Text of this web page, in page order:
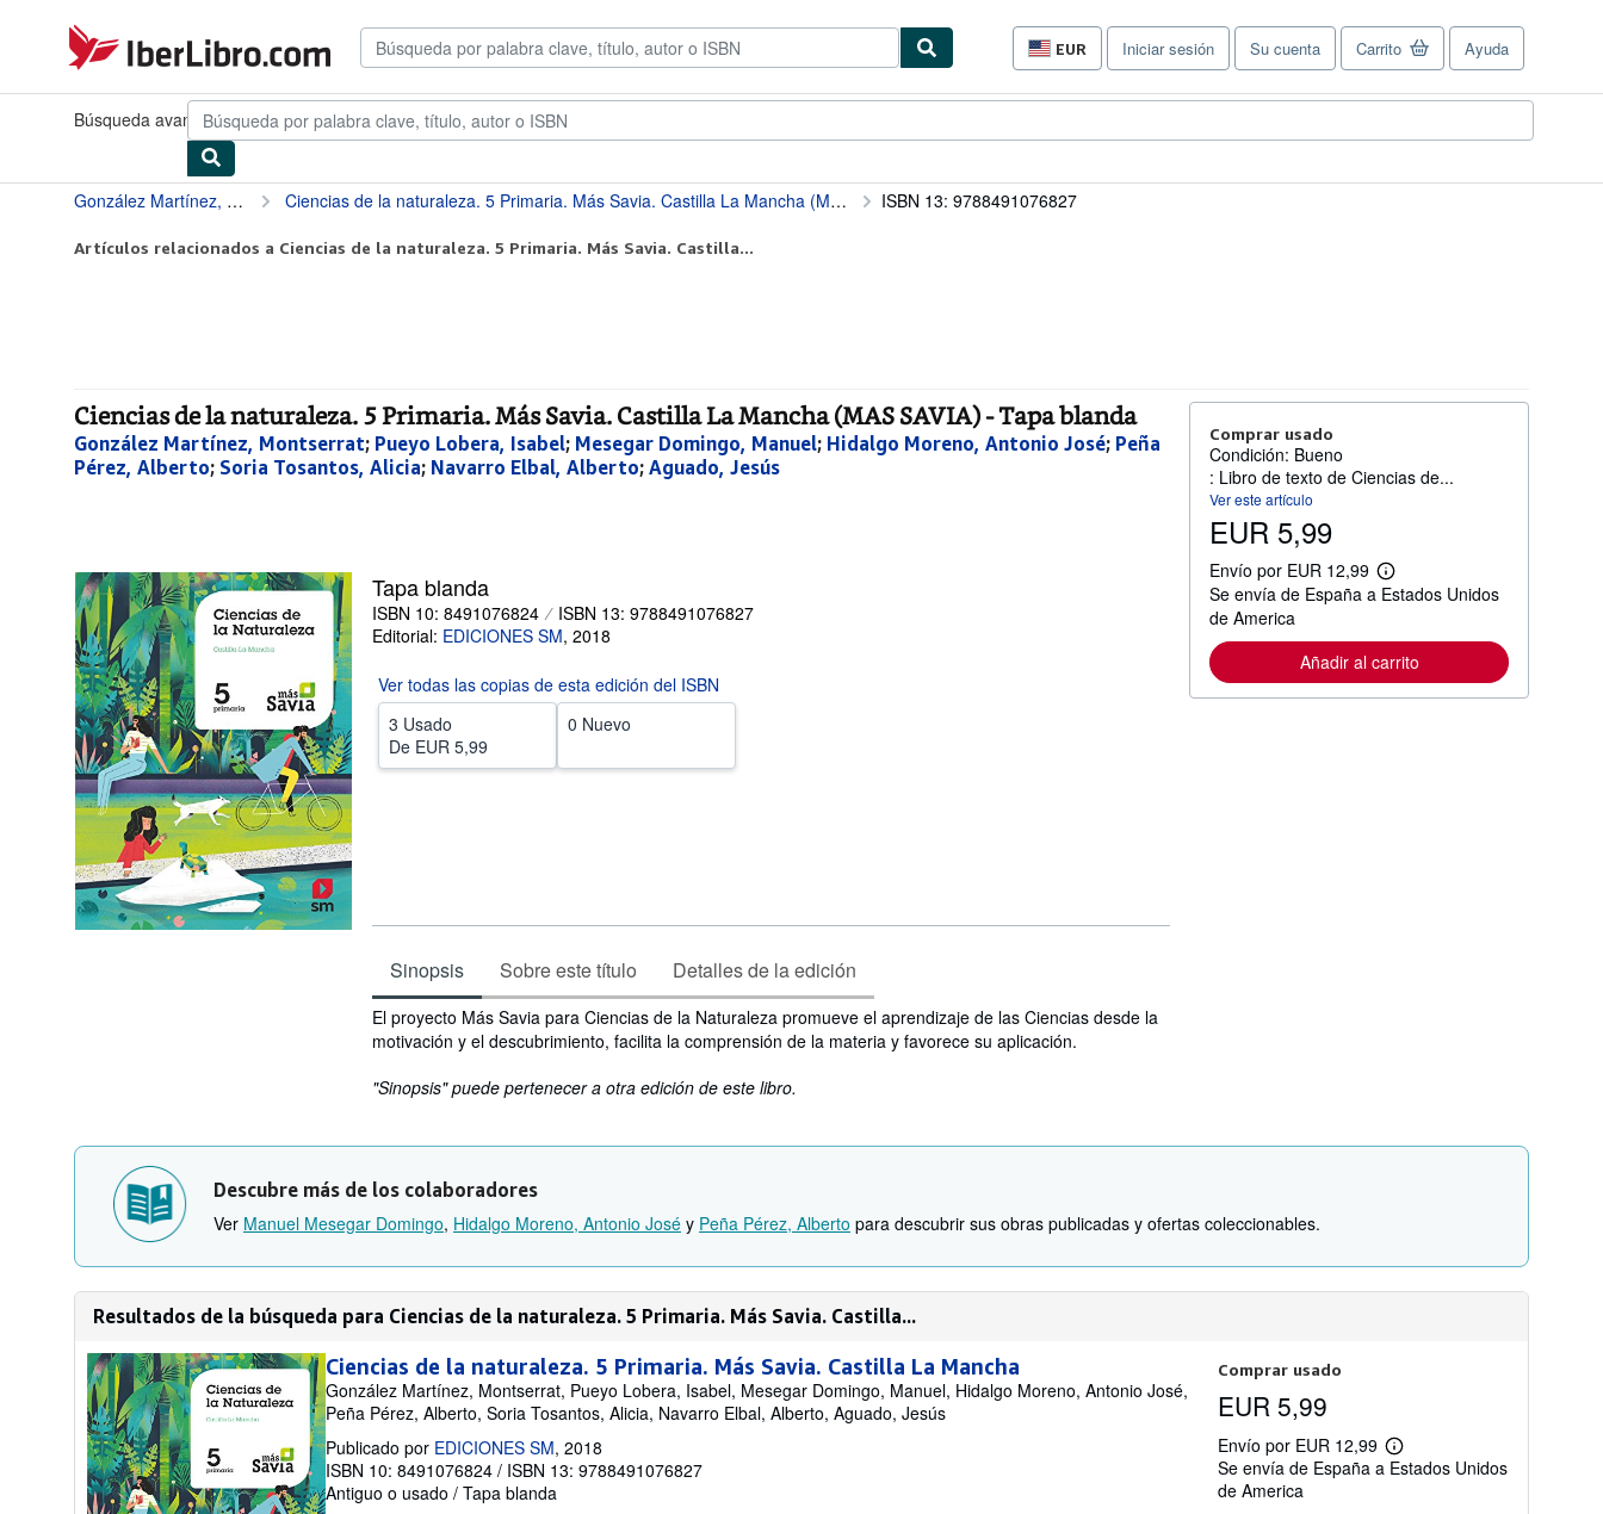
IberLibro.com
EUR
Preferencias
de
del
Iniciar sesión Su cuenta Carrito Ayuda
Búsqueda avanzadaColeccionesLibros antiguosArte y coleccionismo
González Martínez, Montserrat Ciencias de la naturaleza. 5 Primaria. Más Savia. Castilla La Mancha (MAS SAVIA) ISBN 13: 9788491076827
Artículos relacionados a Ciencias de la naturaleza. 5 Primaria. Más Savia. Castilla...
Ciencias de la naturaleza. 5 Primaria. Más Savia. Castilla La Mancha (MAS SAVIA) - Tapa blanda
González Martínez, Montserrat; Pueyo Lobera, Isabel; Mesegar Domingo, Manuel; Hidalgo Moreno, Antonio José; Peña
Pérez, Alberto; Soria Tosantos, Alicia; Navarro Elbal, Alberto; Aguado, Jesús
Tapa blanda
ISBN 10: 8491076824
ISBN 13: 9788491076827
Editorial: EDICIONES SM, 2018
Ver todas las copias de esta edición del ISBN
3 Usado
De EUR 5,99
0 Nuevo
Sinopsis Sobre este título Detalles de la edición
Sinopsis
El proyecto Más Savia para Ciencias de la Naturaleza promueve el aprendizaje de las Ciencias desde la
motivación y el descubrimiento, facilita la comprensión de la materia y favorece su aplicación.
"Sinopsis" puede pertenecer a otra edición de este libro.
Comprar usado
Condición: Bueno
: Libro de texto de Ciencias de...
Ver este artículo
EUR 5,99
Envío por EUR 12,99
M
á
f
o
r
n
Se envía de España a Estados Unidos
de America
Añadir al carrito
Descubre más de los colaboradores
Ver Manuel Mesegar Domingo, Hidalgo Moreno, Antonio José y Peña Pérez, Alberto para descubrir sus obras publicadas y ofertas coleccionables.
Resultados de la búsqueda para Ciencias de la naturaleza. 5 Primaria. Más Savia. Castilla...
Ciencias de la naturaleza. 5 Primaria. Más Savia. Castilla La Mancha
González Martínez, Montserrat, Pueyo Lobera, Isabel, Mesegar Domingo, Manuel, Hidalgo Moreno, Antonio José,
Peña Pérez, Alberto, Soria Tosantos, Alicia, Navarro Elbal, Alberto, Aguado, Jesús
Publicado por EDICIONES SM, 2018
ISBN 10: 8491076824 / ISBN 13: 9788491076827
Antiguo o usado / Tapa blanda
Comprar usado
EUR 5,99
Envío por EUR 12,99
Más
información
Se envía de España a Estados Unidos
de America